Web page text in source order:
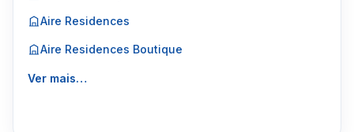
Aire Residences
Aire Residences Boutique
Ver mais…